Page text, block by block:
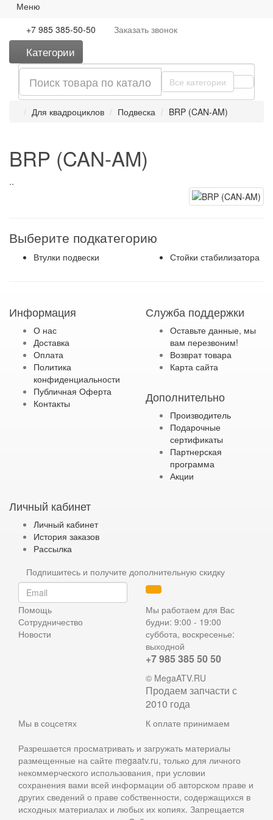
Меню
+7 985 385-50-50
Заказать звонок
Категории
Все категории
Для квадроциклов Подвеска BRP (CAN-AM)
BRP (CAN-AM)
..
Выберите подкатегорию
Втулки подвески Стойки стабилизатора
Информация
О нас
Доставка
Оплата
Политика
конфиденциальности
Публичная Оферта
Контакты
Служба поддержки
Оставьте данные, мы
вам перезвоним!
Возврат товара
Карта сайта
Дополнительно
Производитель
Подарочные
сертификаты
Партнерская
программа
Акции
Личный кабинет
Личный кабинет
История заказов
Рассылка
Подпишитесь и получите дополнительную скидку
Помощь
Сотрудничество
Новости
Мы работаем для Вас
будни: 9:00 - 19:00
суббота, воскресенье:
выходной
+7 985 385 50 50
© MegaATV.RU
Продаем запчасти с
2010 года
Мы в соцсетях К оплате принимаем
Разрешается просматривать и загружать материалы
размещенные на сайте megaatv.ru, только для личного
некоммерческого использования, при условии
сохранения вами всей информации об авторском праве и
других сведений о праве собственности, содержащихся в
исходных материалах и любых их копиях. Запрещается